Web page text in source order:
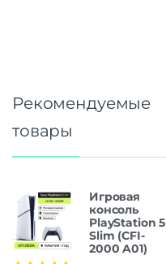
Рекомендуемые
товары
Игровая
консоль
PlayStation 5
Slim (CFI-
2000 A01)